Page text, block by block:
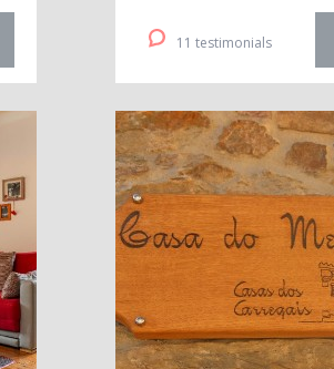
11 testimonials